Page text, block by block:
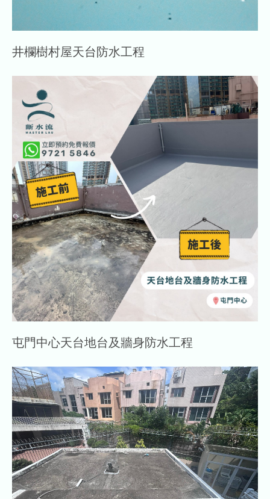
井欄樹村屋天台防水工程
屯門中心天台地台及牆身防水工程